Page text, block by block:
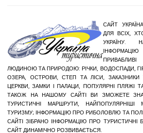
САЙТ
ДЛЯ ВСІХ,
УКРАЇНУ.
ЛЮДИНОЮ ТА ПРИРОДОЮ: РІЧКИ, ВОДОСПАДИ,
ОЗЕРА, ОСТРОВИ, СТЕП ТА ЛІСИ,
ЦЕРКВИ, ЗАМКИ І ПАЛАЦИ, ПОПУЛЯРНІ ПЛЯЖІ
ТАКОЖ НА НАШОМУ САЙТІ ВИ ЗМОЖЕТЕ
ТУРИСТИЧНІ МАРШРУТИ,
ТУРИЗМУ; ІНФОРМАЦІЮ ПРО РИБОЛОВЛЮ ТА
САЙТІ ЗІБРАНО ІНФОРМАЦІЮ ПРО ТУРИСТИЧНІ
САЙТ ДИНАМІЧНО РОЗВИВАЄТЬСЯ.